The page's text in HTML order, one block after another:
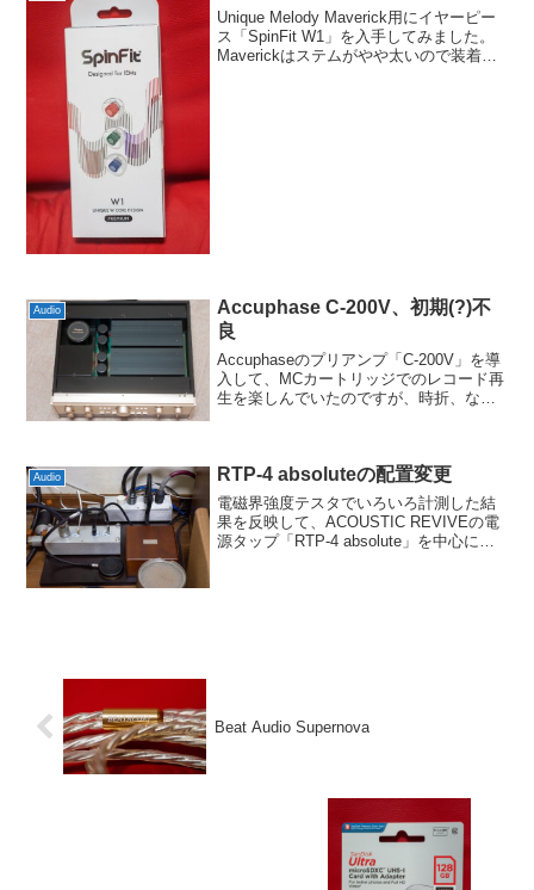
Unique Melody Maverick用にイヤーピー
ス「SpinFit W1」を入手してみました。
Maverickはステムがやや太いので装着に
Audio
Accuphase C-200V、初期(?)不
良
Accuphaseのプリアンプ「C-200V」を導
入して、MCカートリッジでのレコード再
生を楽しんでいたのですが、時折、なん
にあっ...
Audio RTP-4 absoluteの配置変更
電磁界強度テスタでいろいろ計測した結
果を反映して、ACOUSTIC REVIVEの電
源タップ「RTP-4 absolute」を中心に配
Beat Audio Supernova